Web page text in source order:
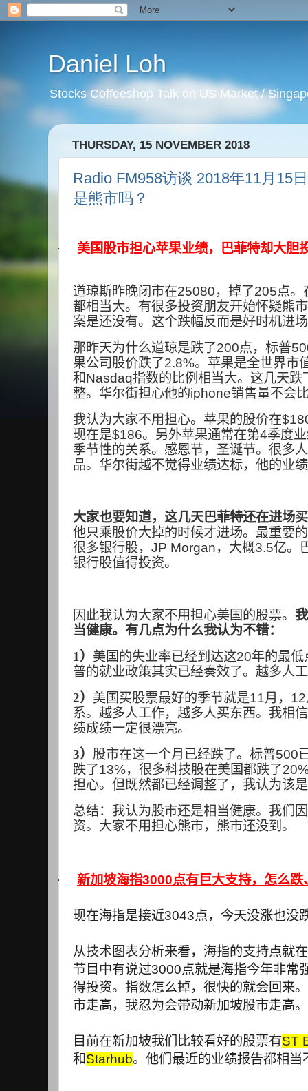
Daniel Loh
Stocks Coffeeshop Talk on US Market /
THURSDAY, 15 NOVEMBER 2018
Radio FM958访谈 2018年11月15
是熊市吗？
· 美国股市担心苹果业绩，巴菲特却大胆
道琼斯昨晚闭市在25080，掉了205点。
都相当大。有很多投资朋友开始怀疑熊
案是还没有。这个跌幅反而是好时机进
那昨天为什么道琼是跌了200点，标普
果公司股价跌了2.8%。苹果是全世界市
和Nasdaq指数的比例相当大。这几天
整。华尔街担心他的iphone销售量不会
我认为大家不用担心。苹果的股价在
现在是$186。另外苹果通常在第4季度
季节性的关系。感恩节，圣诞节。很多
品。华尔街越不觉得业绩达标，他的业
大家也要知道，这几天巴菲特还在进场
他只乘股价大掉的时候才进场。最重要
很多银行股， JP Morgan，大概3.5亿。
银行股值得投资。
因此我认为大家不用担心美国的股票。
当健康。有几点为什么我认为不错：
1） 美国的失业率已经到达这20年的最低
普的就业政策其实已经奏效了。越多人
2） 美国买股票最好的季节就是11月， 12
系。越多人工作，越多人买东西。我相
绩成绩一定很漂亮。
3） 股市在这一个月已经跌了。标普500
跌了13%，很多科技股在美国都跌了
担心。但既然都已经调整了，我认为该
总结：我认为股市还是相当健康。我们
资。大家不用担心熊市，熊市还没到。
· 新加坡海指3000点有巨大支持，怎么跌
现在海指是接近3043点，今天没涨也没
从技术图表分析来看，海指的支持点就在
节目中有说过3000点就是海指今年非常
得投资。指数怎么掉，很快的就会回来
市走高，我忍为会带动新加坡股市走高。
目前在新加坡我们比较看好的股票有ST
和Starhub。他们最近的业绩报告都相当